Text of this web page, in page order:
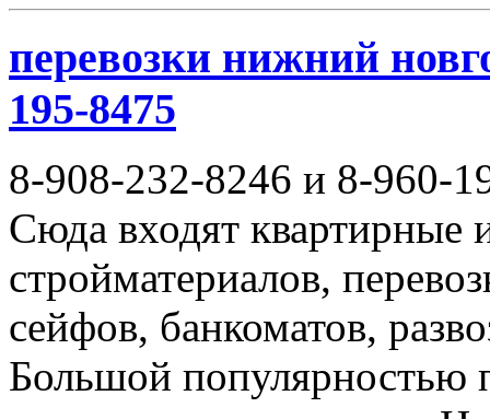
перевозки нижний
195-8475
8-908-232-8246 и 8-960-
Сюда входят квартирные
стройматериалов,
сейфов, банкоматов,
Большой популярностью